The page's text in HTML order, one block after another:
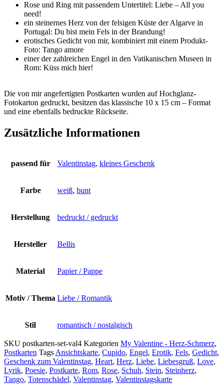
Rose und Ring mit passendem Untertitel: Liebe – All you
need!
ein steinernes Herz von der felsigen Küste der Algarve in
Portugal: Du bist mein Fels in der Brandung!
erotisches Gedicht von mir, kombiniert mit einem Produkt-
Foto: Tango amore
einer der zahlreichen Engel in den Vatikanischen Museen in
Rom: Küss mich hier!
Die von mir angefertigten Postkarten wurden auf Hochglanz-
Fotokarton gedruckt, besitzen das klassische 10 x 15 cm – Format
und eine ebenfalls bedruckte Rückseite.
Zusätzliche Informationen
passend für Valentinstag, kleines Geschenk
Farbe weiß, bunt
Herstellung bedruckt / gedruckt
Hersteller Bellis
Material Papier / Pappe
Motiv / Thema Liebe / Romantik
Stil romantisch / nostalgisch
SKU postkarten-set-val4 Kategorien My Valentine - Herz-Schmerz,
Postkarten Tags Ansichtskarte, Cupido, Engel, Erotik, Fels, Gedicht,
Geschenk zum Valentinstag, Heart, Herz, Liebe, Liebesgruß, Love,
Lyrik, Poesie, Postkarte, Rom, Rose, Schuh, Stein, Steinherz,
Tango, Totenschädel, Valentinstag, Valentinstagskarte